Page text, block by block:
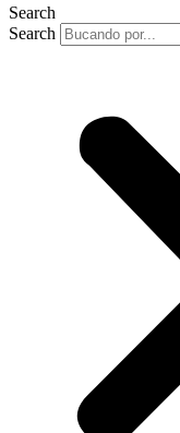
Search
Search